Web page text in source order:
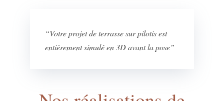
“Votre projet de terrasse sur pilotis est
entièrement simulé en 3D avant la pose”